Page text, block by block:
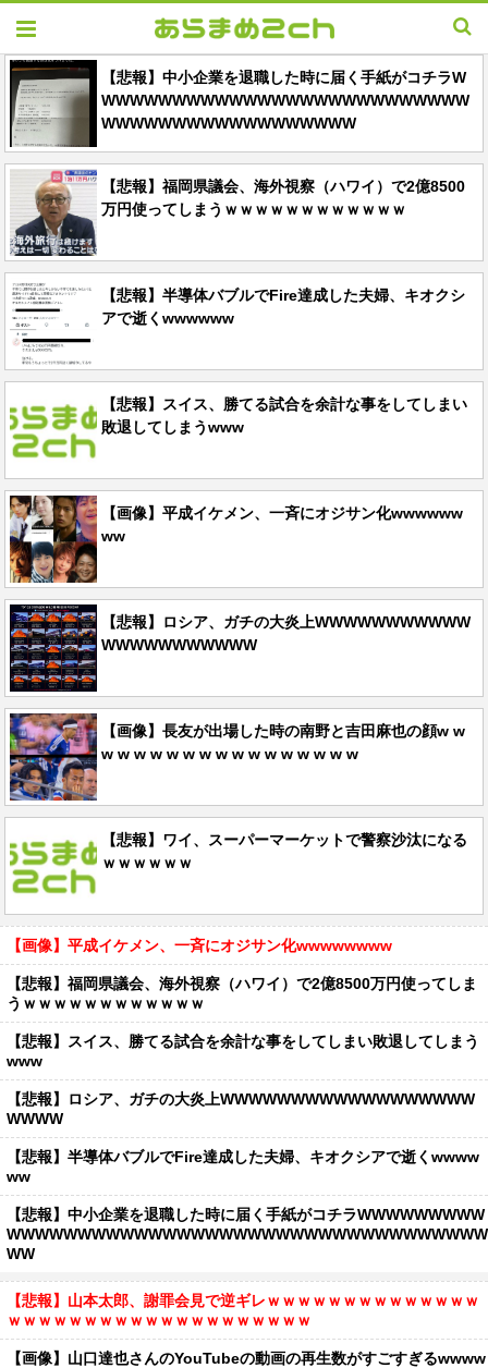
【悲報】中小企業を退職した時に届く手紙がコチラW
WWWWWWWWWWWWWWWWWWWWWWWWWW
WWWWWWWWWWWWWWWWWW
【悲報】福岡県議会、海外視察（ハワイ）で2億8500
万円使ってしまうｗｗｗｗｗｗｗｗｗｗｗｗ
【悲報】半導体バブルでFire達成した夫婦、キオクシ
アで逝くwwwwww
【悲報】スイス、勝てる試合を余計な事をしてしまい
敗退してしまうwww
【画像】平成イケメン、一斉にオジサン化wwwwww
ww
【悲報】ロシア、ガチの大炎上WWWWWWWWWWW
WWWWWWWWWWW
【画像】長友が出場した時の南野と吉田麻也の顔w w
w w w w w w w w w w w w w w w w
【悲報】ワイ、スーパーマーケットで警察沙汰になる
ｗｗｗｗｗｗ
【画像】平成イケメン、一斉にオジサン化wwwwwwww
【悲報】福岡県議会、海外視察（ハワイ）で2億8500万円使ってしま
うｗｗｗｗｗｗｗｗｗｗｗｗ
【悲報】スイス、勝てる試合を余計な事をしてしまい敗退してしまう
www
【悲報】ロシア、ガチの大炎上WWWWWWWWWWWWWWWWWW
WWWW
【悲報】半導体バブルでFire達成した夫婦、キオクシアで逝くwwww
ww
【悲報】中小企業を退職した時に届く手紙がコチラWWWWWWWWW
WWWWWWWWWWWWWWWWWWWWWWWWWWWWWWWWWW
WW
【悲報】山本太郎、謝罪会見で逆ギレｗｗｗｗｗｗｗｗｗｗｗｗｗｗ
ｗｗｗｗｗｗｗｗｗｗｗｗｗｗｗｗｗｗｗｗ
【画像】山口達也さんのYouTubeの動画の再生数がすごすぎるwwww